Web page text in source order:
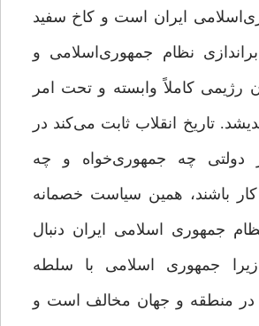
ایران است و کاخ ‌سفید
نظام جمهوری‌اسلامی و
رژیمی کاملاً وابسته و تحت ‌امر
تاریخ انقلاب ثابت می‌کند در
دولتی چه جمهوری‌خواه و چه
باشند، همین سیاست خصمانه
جمهوری اسلامی ایران دنبال
زیرا جمهوری‌ اسلامی با سلطه
در منطقه و جهان مخالف است و